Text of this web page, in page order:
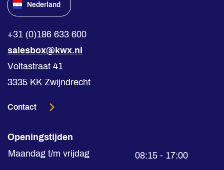
Nederland
+31 (0)186 633 600
salesbox@kwx.nl
Voltastraat 41
3335 KK Zwijndrecht
Contact
Openingstijden
Maandag t/m vrijdag
08:15 - 17:00